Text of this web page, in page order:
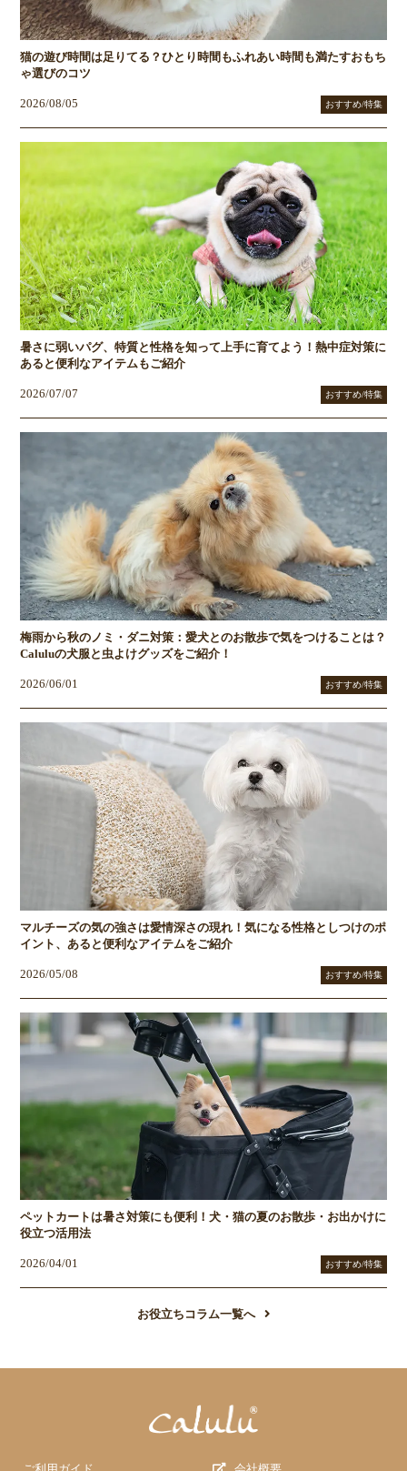
猫の遊び時間は足りてる？ひとり時間もふれあい時間も満たすおもち
ゃ選びのコツ
2026/08/05 おすすめ/特集
暑さに弱いパグ、特質と性格を知って上手に育てよう！熱中症対策に
あると便利なアイテムもご紹介
2026/07/07 おすすめ/特集
梅雨から秋のノミ・ダニ対策：愛犬とのお散歩で気をつけることは？
Caluluの犬服と虫よけグッズをご紹介！
2026/06/01 おすすめ/特集
マルチーズの気の強さは愛情深さの現れ！気になる性格としつけのポ
イント、あると便利なアイテムをご紹介
2026/05/08 おすすめ/特集
ペットカートは暑さ対策にも便利！犬・猫の夏のお散歩・お出かけに
役立つ活用法
2026/04/01 おすすめ/特集
お役立ちコラム一覧へ